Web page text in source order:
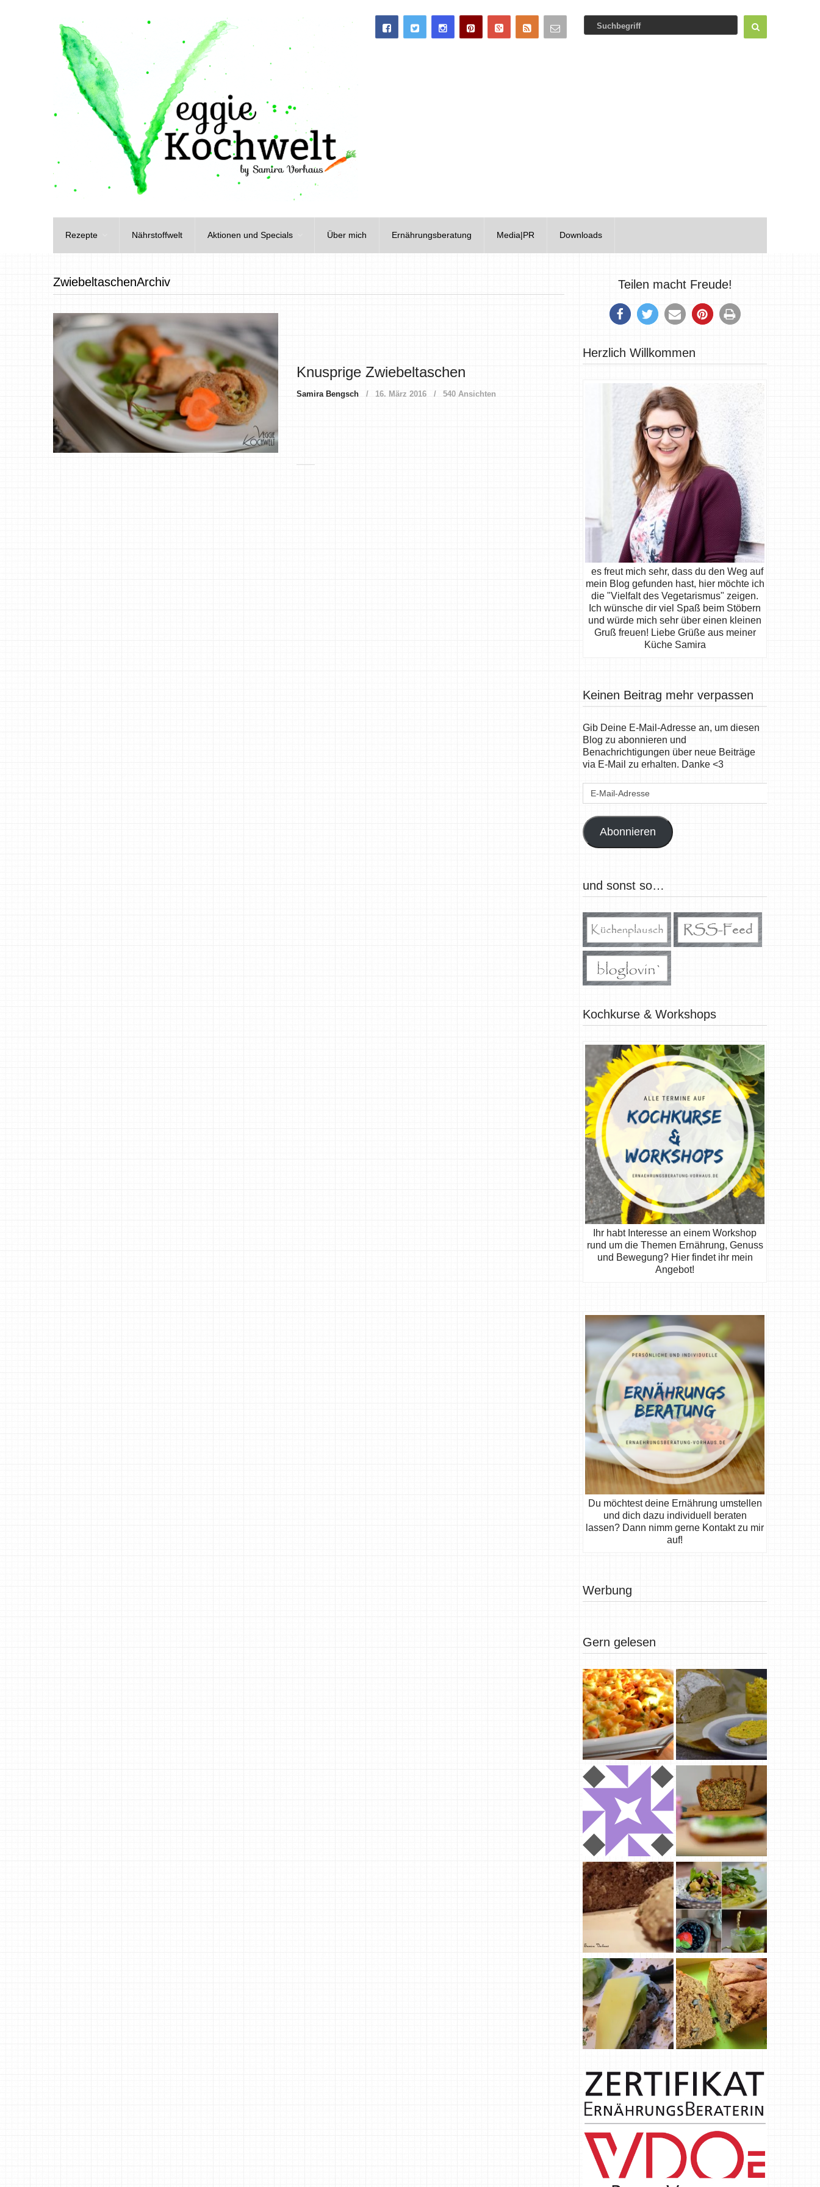
Rezepte Nährstoffwelt Aktionen und Specials Über mich Ernährungsberatung Media|PR Downloads
ZwiebeltaschenArchiv
Knusprige Zwiebeltaschen
Samira Bengsch 16. März 2016 540 Ansichten
Teilen macht Freude!
Herzlich Willkommen
es freut mich sehr, dass du den Weg auf
mein Blog gefunden hast, hier möchte ich
die "Vielfalt des Vegetarismus" zeigen.
Ich wünsche dir viel Spaß beim Stöbern
und würde mich sehr über einen kleinen
Gruß freuen! Liebe Grüße aus meiner
Küche Samira
Keinen Beitrag mehr verpassen
Gib Deine E-Mail-Adresse an, um diesen
Blog zu abonnieren und
Benachrichtigungen über neue Beiträge
via E-Mail zu erhalten. Danke <3
E-
Abonnieren
und sonst so…
Kochkurse & Workshops
Ihr habt Interesse an einem Workshop
rund um die Themen Ernährung, Genuss
und Bewegung? Hier findet ihr mein
Angebot!
Du möchtest deine Ernährung umstellen
und dich dazu individuell beraten
lassen? Dann nimm gerne Kontakt zu mir
auf!
Werbung
Gern gelesen